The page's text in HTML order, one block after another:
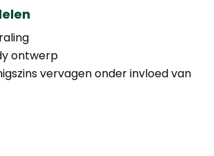
ontwerp
vervagen onder invloed van